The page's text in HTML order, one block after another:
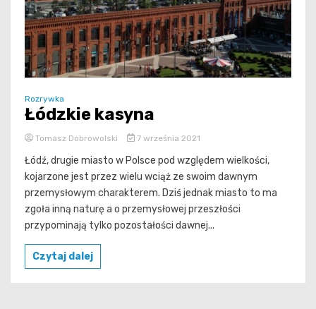
Rozrywka
Łódzkie kasyna
Tomasz Dobrowolski 7 września 2021
Łódź, drugie miasto w Polsce pod względem wielkości,
kojarzone jest przez wielu wciąż ze swoim dawnym
przemysłowym charakterem. Dziś jednak miasto to ma
zgoła inną naturę a o przemysłowej przeszłości
przypominają tylko pozostałości dawnej...
Czytaj dalej